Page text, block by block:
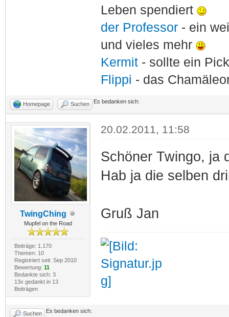
Leben spendiert
der Professor - ein
und vieles mehr
Kermit- sollte ein
Flippi - das
Homepage Suchen Es bedanken sich:
TwingChing
Mupfel on the Road
Beiträge: 1.170
Themen: 10
Registriert seit: Sep 2010
Bewertung: 11
Bedankte sich: 3
13x gedankt in 13
Beiträgen
20.02.2011, 11:58
Schöner Twingo, ja
Hab ja die selben
Gruß Jan
Suchen Es bedanken sich: